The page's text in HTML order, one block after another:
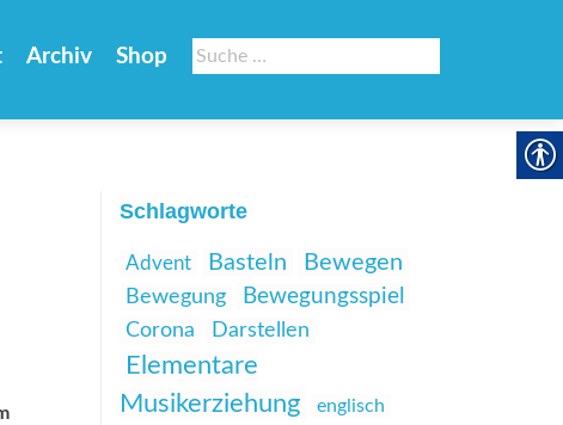
Suche
nach:
Archiv Shop
Schlagworte
Advent Basteln Bewegen
Bewegung
Bewegungsspiel
Corona
Darstellen
Elementare
Musikerziehung
englisch